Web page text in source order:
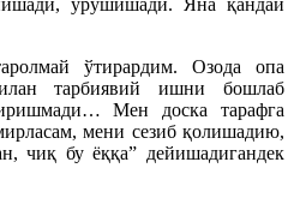
урушишади. Яна қандай
ўтирардим. Озода опа
тарбиявий ишни бошлаб
Мен доска тарафга
мени сезиб қолишадию,
чиқ бу ёққа” дейишадигандек